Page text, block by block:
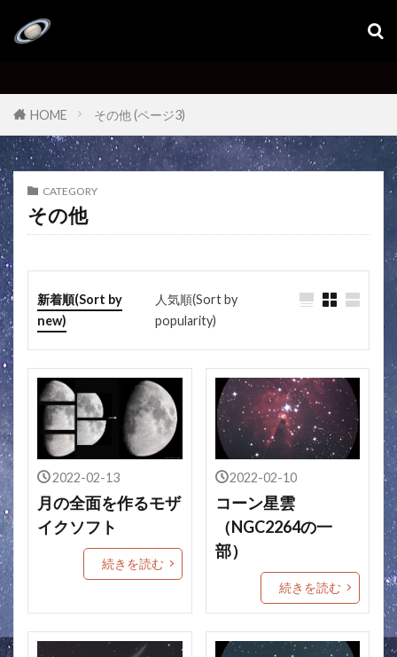
HOME その他 (ページ3)
CATEGORY
その他
新着順(Sort by
new)
人気順(Sort by
popularity)
2022-02-13
月の全面を作るモザ
イクソフト
続きを読む
2022-02-10
コーン星雲
（NGC2264の一
部）
続きを読む